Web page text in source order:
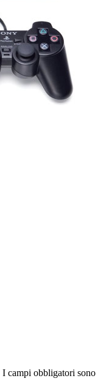
I campi obbligatori sono